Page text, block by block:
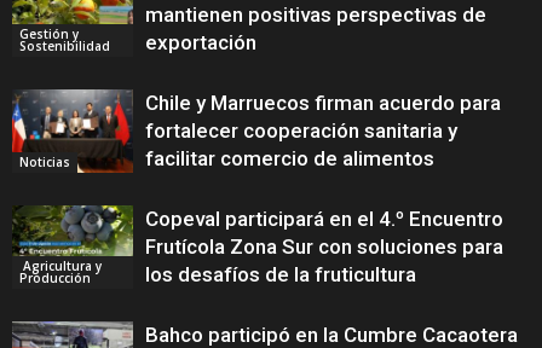
Gestión y
Sostenibilidad
mantienen positivas perspectivas de
exportación
Noticias
Chile y Marruecos firman acuerdo para
fortalecer cooperación sanitaria y
facilitar comercio de alimentos
Agricultura y
Producción
Copeval participará en el 4.º Encuentro
Frutícola Zona Sur con soluciones para
los desafíos de la fruticultura
Bahco participó en la Cumbre Cacaotera